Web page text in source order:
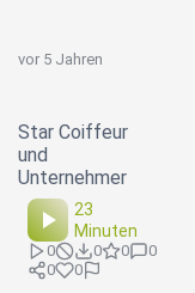
vor 5 Jahren
Star Coiffeur
und
Unternehmer
23
Minuten
0 0 0
0
0
0